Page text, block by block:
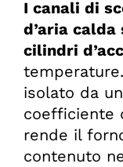
I canali di
d’aria
cilindri
isolato da
coefficiente
rende il
contenuto